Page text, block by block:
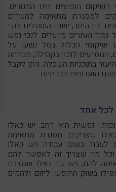
הנפוצים הינו המגורים.
למסגרת מתאימה למגורים
בין היתר, ישנם הוסטלים לנכי
ואחרים מיועדים לנכי נפש
שיקומי הכלול בסל נשען על
המסייעים לנכה בקהילה, מבחינה
בתוכניות השכלה, ניתן לקבל
מועדוניות חברתיות.
אחד
נפשית הוא רחב. יש כאלו
שצריכים מסגרת מתאימה
לעבוד בשום עבודה ויש כאלו
וכל מה שצריך זה לאפשר להם
להם, ויש גם כאלו שמצבם
בשוק החופש, ליזום ולהקים